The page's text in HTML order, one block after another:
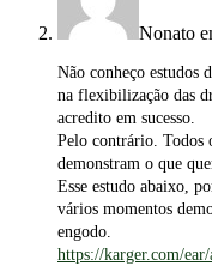
Nonato
Não conheço estudos
na flexibilização das
acredito em sucesso.
Pelo contrário. Todos
demonstram o que
Esse estudo abaixo,
vários momentos
engodo.
https://karger.com/